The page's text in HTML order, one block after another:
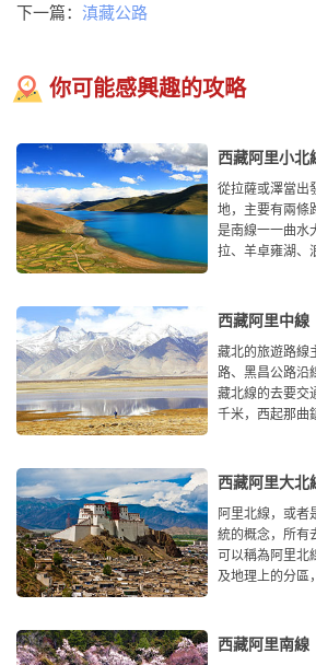
下一篇： 滇藏公路
你可能感興趣的攻略
西藏阿里小北
從拉薩或澤當出
地，主要有兩條
是南線一一曲水
拉、羊卓雍湖、
西藏阿里中線
藏北的旅遊路線
路、黑昌公路沿
藏北線的去要交
千米，西起那曲
西藏阿里大北
阿里北線，或者
統的概念，所有
可以稱為阿里北
及地理上的分區
西藏阿里南線